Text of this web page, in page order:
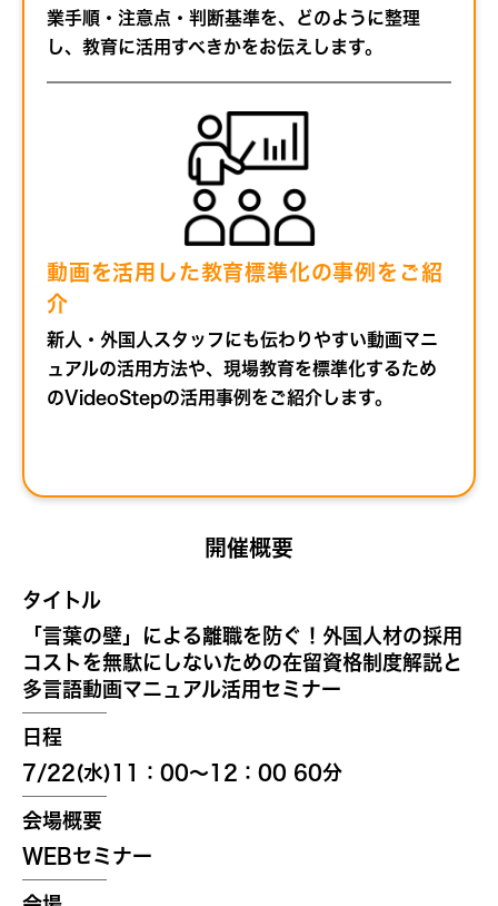
業手順・注意点・判断基準を、どのように整理
し、教育に活用すべきかをお伝えします。
動画を活用した教育標準化の事例をご紹
介
新人・外国人スタッフにも伝わりやすい動画マニ
ュアルの活用方法や、現場教育を標準化するため
のVideoStepの活用事例をご紹介します。
開催概要
タイトル
「言葉の壁」による離職を防ぐ！外国人材の採用
コストを無駄にしないための在留資格制度解説と
多言語動画マニュアル活用セミナー
日程
7/22(水)11：00～12：00 60分
会場概要
WEBセミナー